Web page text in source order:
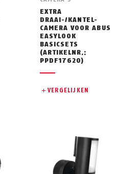
EXTRA
DRAAI-/KANTEL-
CAMERA VOOR ABUS
EASYLOOK
BASICSETS
(ARTIKELNR.:
PPDF17620)
VERGELIJKEN